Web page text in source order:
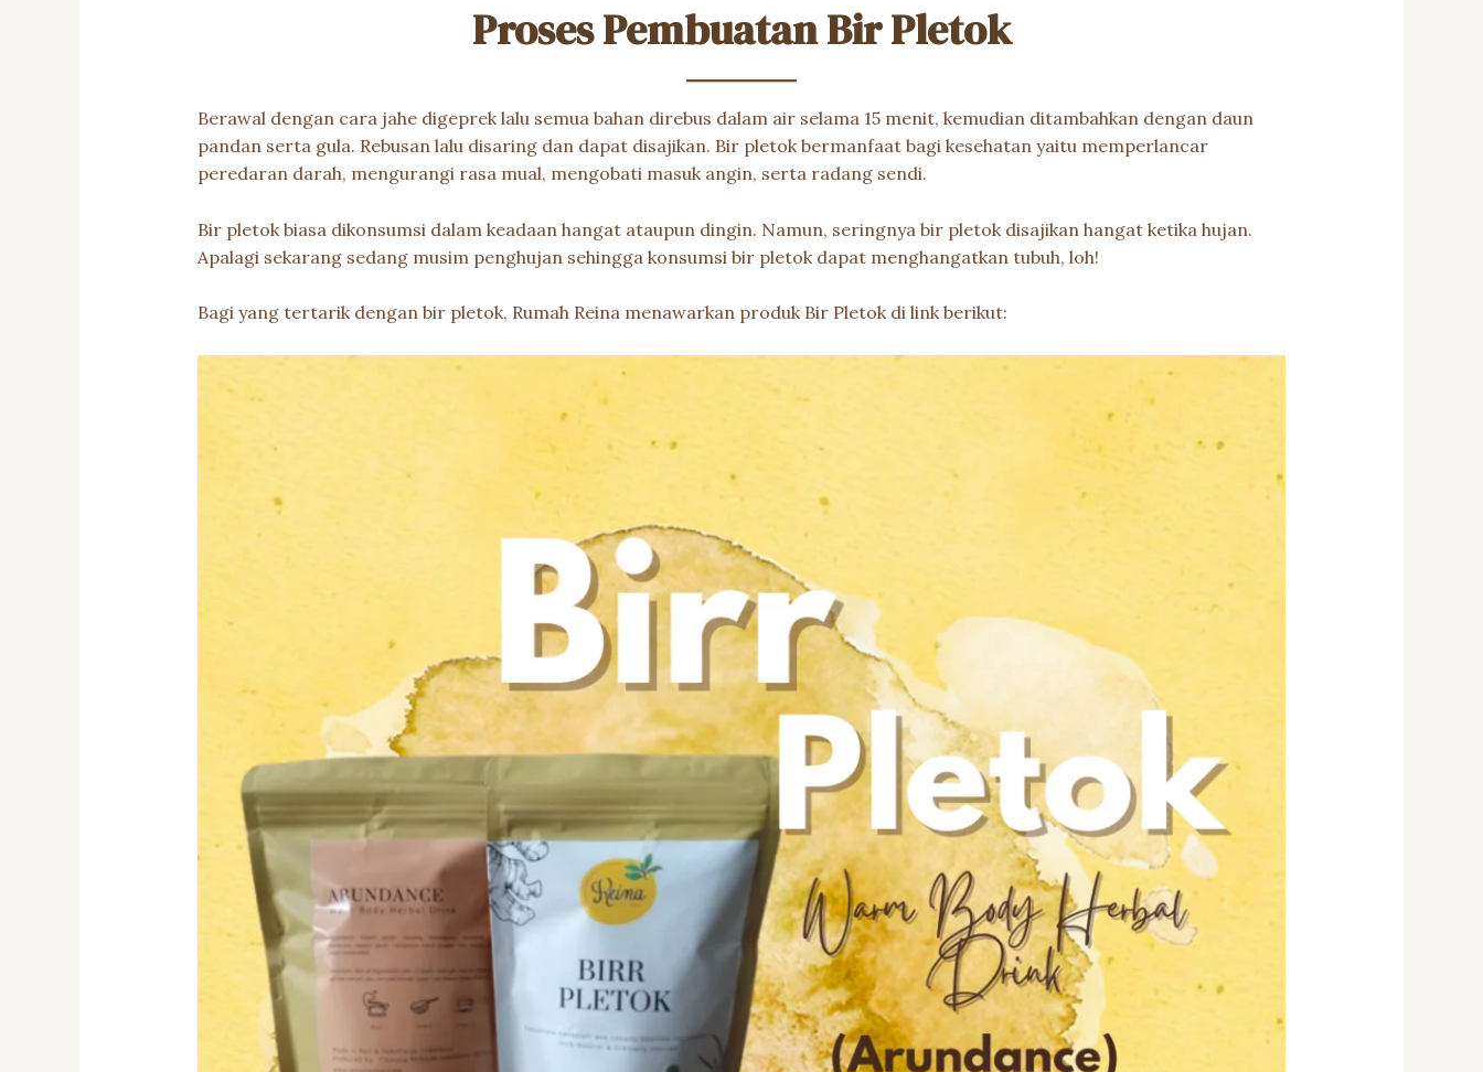
Proses Pembuatan Bir Pletok
Berawal dengan cara jahe digeprek lalu semua bahan direbus dalam air selama 15 menit, kemudian ditambahkan dengan daun
pandan serta gula. Rebusan lalu disaring dan dapat disajikan. Bir pletok bermanfaat bagi kesehatan yaitu memperlancar
peredaran darah, mengurangi rasa mual, mengobati masuk angin, serta radang sendi.
Bir pletok biasa dikonsumsi dalam keadaan hangat ataupun dingin. Namun, seringnya bir pletok disajikan hangat ketika hujan.
Apalagi sekarang sedang musim penghujan sehingga konsumsi bir pletok dapat menghangatkan tubuh, loh!
Bagi yang tertarik dengan bir pletok, Rumah Reina menawarkan produk Bir Pletok di link berikut: